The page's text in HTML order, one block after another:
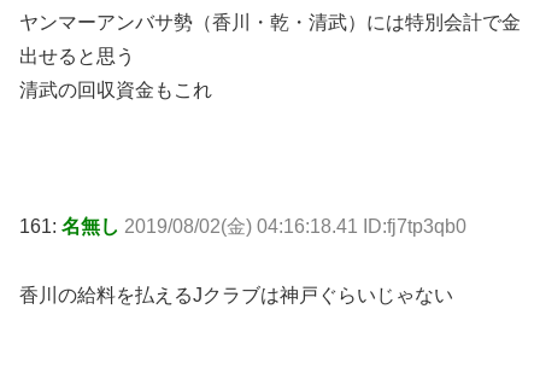
ヤンマーアンバサ勢（香川・乾・清武）には特別会計で金
出せると思う
清武の回収資金もこれ
161: 名無し 2019/08/02(金) 04:16:18.41 ID:fj7tp3qb0
香川の給料を払えるJクラブは神戸ぐらいじゃない